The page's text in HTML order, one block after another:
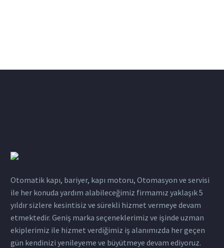
Otomatik kapı, bariyer, kapı motoru, Otomasyon ve servisi
ile her konuda yardım alabileceğimiz firmamız yaklaşık 5
yıldır sizlere kesintisiz ve sürekli hizmet vermeye devam
etmektedir. Geniş marka seçeneklerimiz ve işinde uzman
ekiplerimiz ile hizmet verdiğimiz iş alanımızda her geçen
gün kendinizi yenileyeme ve büyütmeye devam ediyoruz.